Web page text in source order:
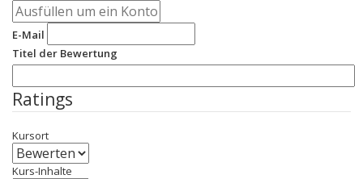
E-Mail
Titel der Bewertung
Ratings
Kursort
Kurs-Inhalte